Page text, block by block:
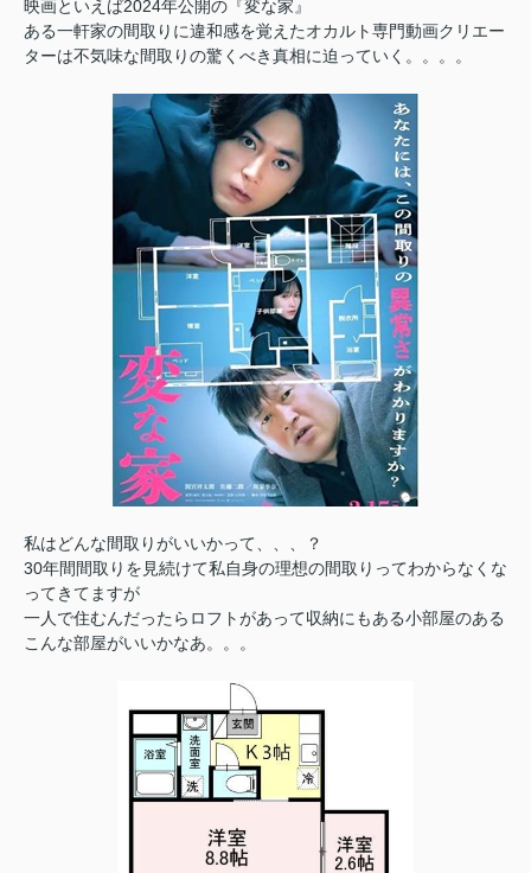
映画といえば2024年公開の『変な家』
ある一軒家の間取りに違和感を覚えたオカルト専門動画クリエー
ターは不気味な間取りの驚くべき真相に迫っていく。。。。
私はどんな間取りがいいかって、、、？
30年間間取りを見続けて私自身の理想の間取りってわからなくな
ってきてますが
一人で住むんだったらロフトがあって収納にもある小部屋のある
こんな部屋がいいかなあ。。。